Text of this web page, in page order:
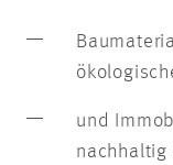
und
nachhaltig